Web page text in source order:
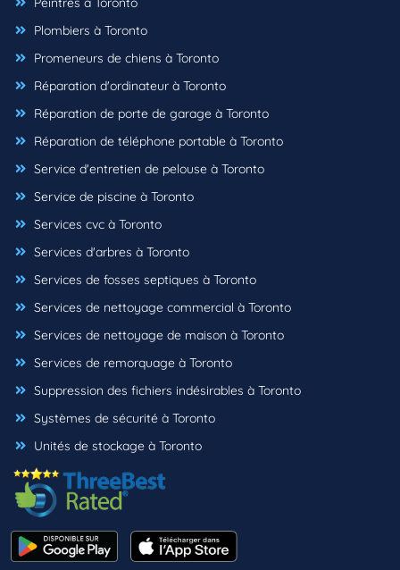
Plombiers à Toronto
Promeneurs de chiens à Toronto
Réparation d'ordinateur à Toronto
Réparation de porte de garage à Toronto
Réparation de téléphone portable à Toronto
Service d'entretien de pelouse à Toronto
Service de piscine à Toronto
Services cvc à Toronto
Services d'arbres à Toronto
Services de fosses septiques à Toronto
Services de nettoyage commercial à Toronto
Services de nettoyage de maison à Toronto
Services de remorquage à Toronto
Suppression des fichiers indésirables à Toronto
Systèmes de sécurité à Toronto
Unités de stockage à Toronto